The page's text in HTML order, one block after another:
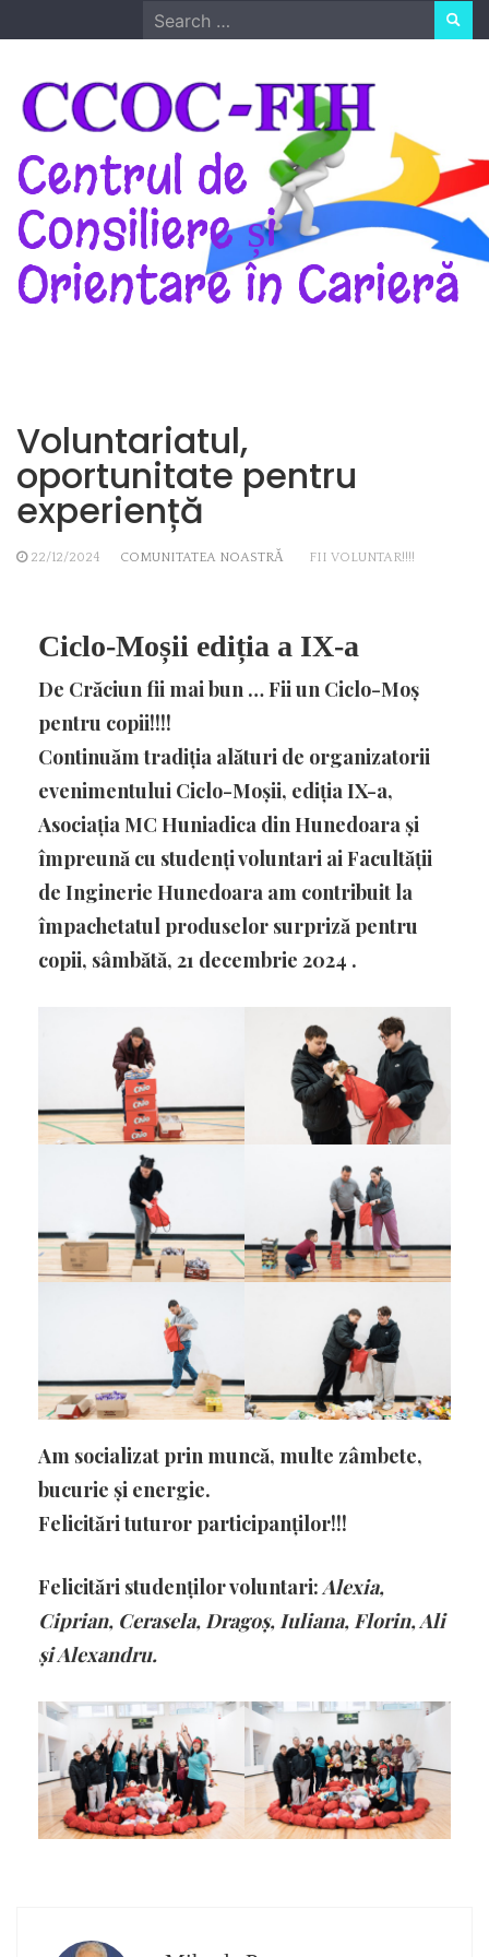
to
Search
for:
Centrul de
Consiliere și
Orientare în Carieră
Voluntariatul,
oportunitate pentru
experiență
22/12/2024 COMUNITATEA NOASTRĂ FII VOLUNTAR!!!!
Ciclo-Moșii ediția a IX-a
De Crăciun fii mai bun … Fii un Ciclo-Moș
pentru copii!!!!
Continuăm tradiția alături de organizatorii
evenimentului Ciclo-Moșii, ediția IX-a,
Asociația MC Huniadica din Hunedoara și
împreună cu studenți voluntari ai Facultății
de Inginerie Hunedoara am contribuit la
împachetatul produselor surpriză pentru
copii, sâmbătă, 21 decembrie 2024 .
Am socializat prin muncă, multe zâmbete,
bucurie și energie.
Felicitări tuturor participanților!!!
Felicitări studenților voluntari:Alexia,
Ciprian, Cerasela, Dragoș, Iuliana, Florin, Ali
și Alexandru.